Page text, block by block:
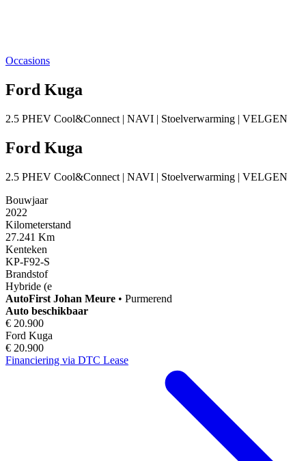
Occasions
Ford Kuga
2.5 PHEV Cool&Connect | NAVI | Stoelverwarming | VELGEN
Ford Kuga
2.5 PHEV Cool&Connect | NAVI | Stoelverwarming | VELGEN
Bouwjaar
2022
Kilometerstand
27.241 Km
Kenteken
KP-F92-S
Brandstof
Hybride (e
AutoFirst Johan Meure • Purmerend
Auto beschikbaar
€ 20.900
Ford Kuga
€ 20.900
Financiering via DTC Lease